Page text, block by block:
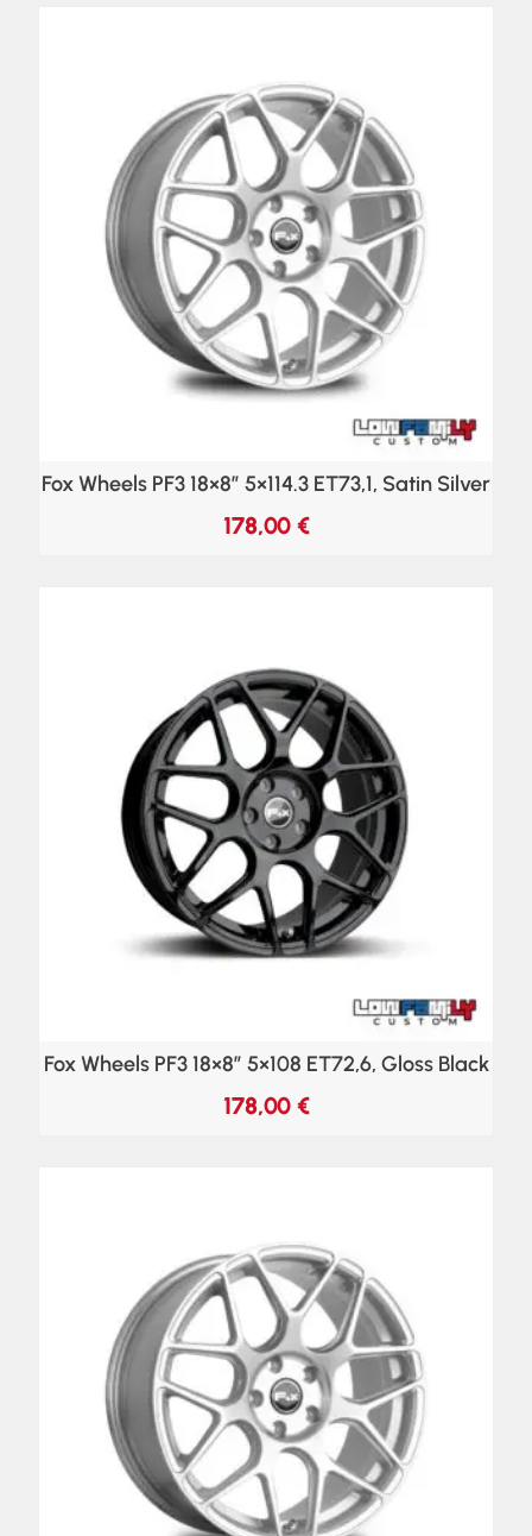
Fox Wheels PF3 18×8″ 5×114.3 ET73,1, Satin Silver
178,00 €
Fox Wheels PF3 18×8″ 5×108 ET72,6, Gloss Black
178,00 €